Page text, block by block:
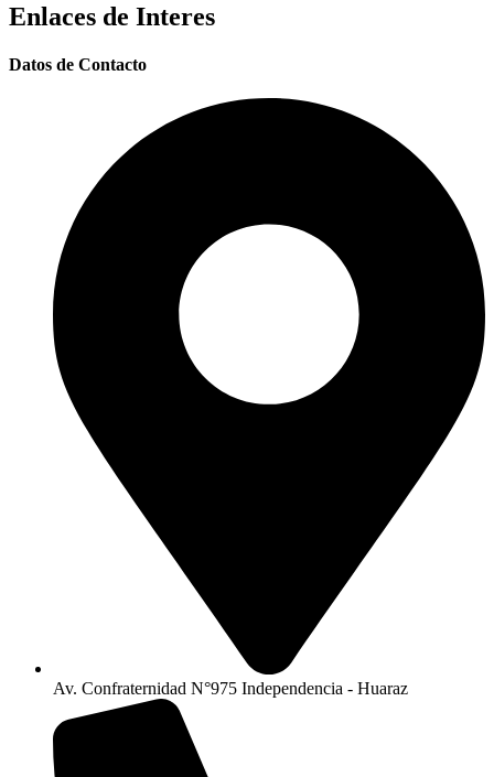
Enlaces de Interes
Datos de Contacto
Av. Confraternidad N°975 Independencia - Huaraz